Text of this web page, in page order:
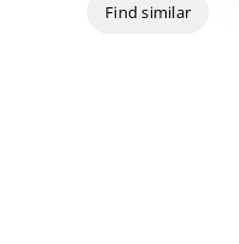
Find similar